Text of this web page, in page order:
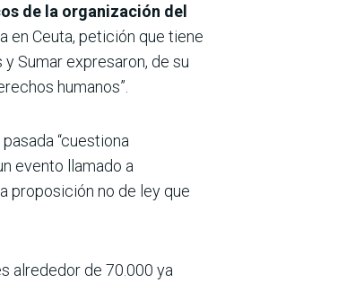
de la organización del
en Ceuta, petición que tiene
Sumar expresaron, de su
humanos”.
“cuestiona
evento llamado a
proposición no de ley que
alrededor de 70.000 ya